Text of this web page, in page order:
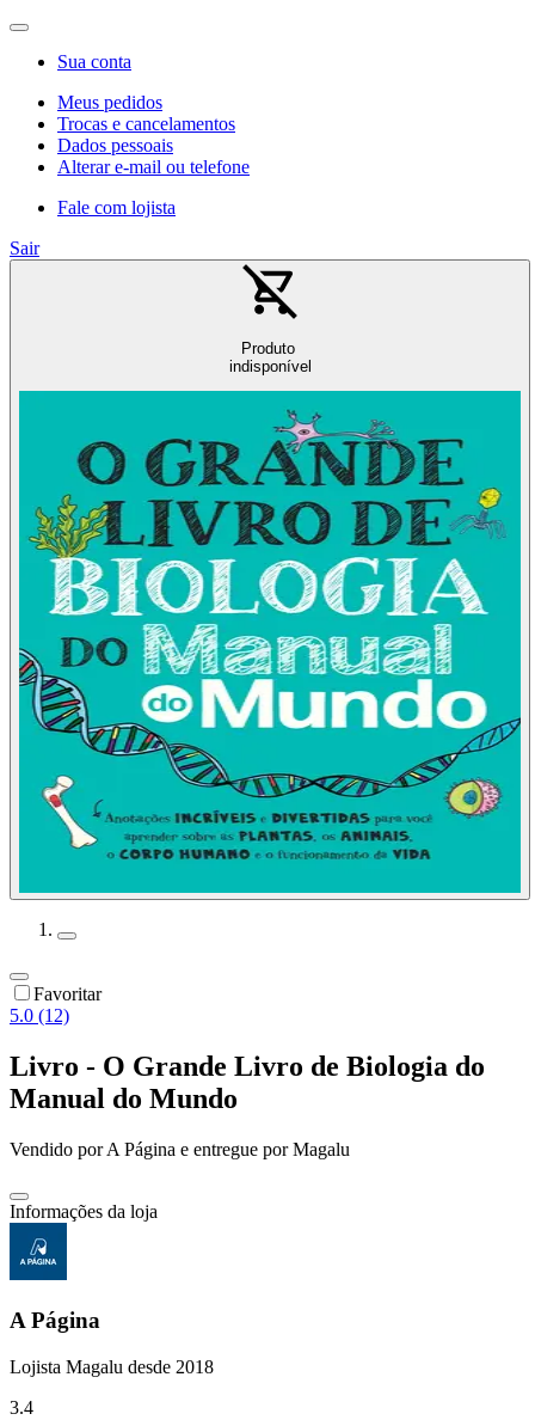
Sua conta
Meus pedidos
Trocas e cancelamentos
Dados pessoais
Alterar e-mail ou telefone
Fale com lojista
Sair
Produto
indisponível
Favoritar
5.0 (12)
Livro - O Grande Livro de Biologia do
Manual do Mundo
Vendido porA Página e entregue por Magalu
Informações da loja
A Página
Lojista Magalu desde 2018
3.4